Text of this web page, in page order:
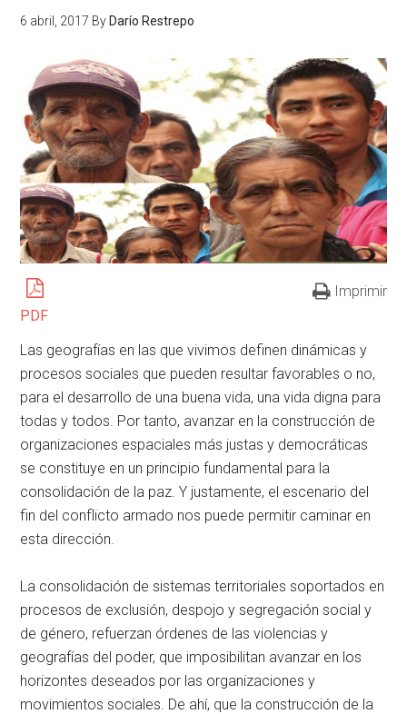
6 abril, 2017 By Darío Restrepo
PDF
Imprimir
Las geografías en las que vivimos definen dinámicas y
procesos sociales que pueden resultar favorables o no,
para el desarrollo de una buena vida, una vida digna para
todas y todos. Por tanto, avanzar en la construcción de
organizaciones espaciales más justas y democráticas
se constituye en un principio fundamental para la
consolidación de la paz. Y justamente, el escenario del
fin del conflicto armado nos puede permitir caminar en
esta dirección.
La consolidación de sistemas territoriales soportados en
procesos de exclusión, despojo y segregación social y
de género, refuerzan órdenes de las violencias y
geografías del poder, que imposibilitan avanzar en los
horizontes deseados por las organizaciones y
movimientos sociales. De ahí, que la construcción de la